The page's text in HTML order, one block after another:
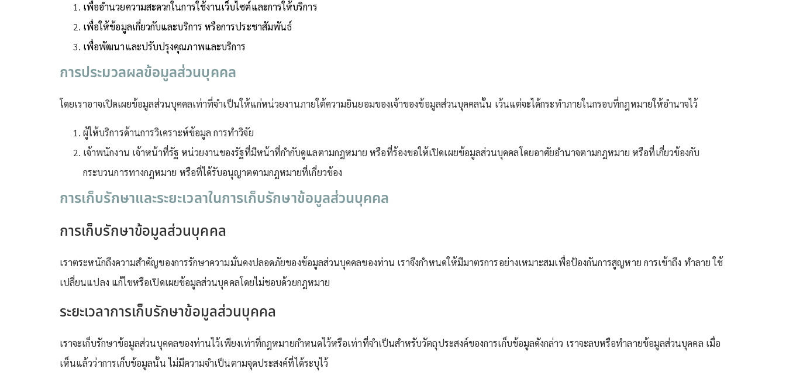
เพื่ออำนวยความสะดวกในการใช้งานเว็บไซต์และการให้บริการ
เพื่อให้ข้อมูลเกี่ยวกับและบริการ หรือการประชาสัมพันธ์
เพื่อพัฒนาและปรับปรุงคุณภาพและบริการ
การประมวลผลข้อมูลส่วนบุคคล
โดยเราอาจเปิดเผยข้อมูลส่วนบุคคลเท่าที่จำเป็นให้แก่หน่วยงานภายใต้ความยินยอมของเจ้าของข้อมูลส่วนบุคคลนั้น เว้นแต่จะได้กระทำภายในกรอบที่กฎหมายให้อำนาจไว้
ผู้ให้บริการด้านการวิเคราะห์ข้อมูล การทำวิจัย
เจ้าพนักงาน เจ้าหน้าที่รัฐ หน่วยงานของรัฐที่มีหน้าที่กำกับดูแลตามกฎหมาย หรือที่ร้องขอให้เปิดเผยข้อมูลส่วนบุคคลโดยอาศัยอำนาจตามกฎหมาย หรือที่เกี่ยวข้องกับ
กระบวนการทางกฎหมาย หรือที่ได้รับอนุญาตตามกฎหมายที่เกี่ยวข้อง
การเก็บรักษาและระยะเวลาในการเก็บรักษาข้อมูลส่วนบุคคล
การเก็บรักษาข้อมูลส่วนบุคคล
เราตระหนักถึงความสำคัญของการรักษาความมั่นคงปลอดภัยของข้อมูลส่วนบุคคลของท่าน เราจึงกำหนดให้มีมาตรการอย่างเหมาะสมเพื่อป้องกันการสูญหาย การเข้าถึง ทำลาย ใช้
เปลี่ยนแปลง แก้ไขหรือเปิดเผยข้อมูลส่วนบุคคลโดยไม่ชอบด้วยกฎหมาย
ระยะเวลาการเก็บรักษาข้อมูลส่วนบุคคล
เราจะเก็บรักษาข้อมูลส่วนบุคคลของท่านไว้เพียงเท่าที่กฎหมายกำหนดไว้หรือเท่าที่จำเป็นสำหรับวัตถุประสงค์ของการเก็บข้อมูลดังกล่าว เราจะลบหรือทำลายข้อมูลส่วนบุคคล เมื่อ
เห็นแล้วว่าการเก็บข้อมูลนั้น ไม่มีความจำเป็นตามจุดประสงค์ที่ได้ระบุไว้